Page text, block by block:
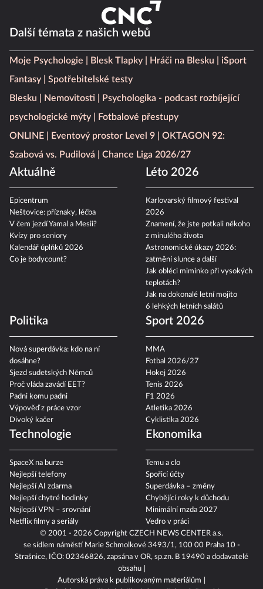
© 2001 - 2026 Copyright CZECH NEWS CENTER a.s.
se sídlem náměstí Marie Schmolkové 3493/1, 100 00 Praha 10 -
Strašnice, IČO: 02346826, zapsána v OR, sp.zn. B 19490 a dodavatelé
obsahu
Autorská práva k publikovaným materiálům
Další témata z našich webů
Moje Psychologie Blesk Tlapky Hráči na Blesku
iSport
Fantasy
Spotřebitelské testy
Blesku
Nemovitosti
Psychologika - podcast rozbíjející
psychologické mýty
Fotbalové přestupy
ONLINE
Eventový prostor Level 9
OKTAGON 92:
Szabová vs. Pudilová
Chance Liga 2026/27
Aktuálně
Epicentrum
Neštovice: příznaky, léčba
V čem jezdí Yamal a Mesii?
Kvízy pro seniory
Kalendář úplňků 2026
Co je bodycount?
Léto 2026
Karlovarský filmový festival
2026
Znamení, že jste potkali někoho
z minulého života
Astronomické úkazy 2026:
zatmění slunce a další
Jak obléci miminko při vysokých
teplotách?
Jak na dokonalé letní mojito
6 lehkých letních salátů
Politika
Nová superdávka: kdo na ní
dosáhne?
Sjezd sudetských Němců
Proč vláda zavádí EET?
Padni komu padni
Výpověď z práce vzor
Divoký kačer
Sport 2026
MMA
Fotbal 2026/27
Hokej 2026
Tenis 2026
F1 2026
Atletika 2026
Cyklistika 2026
Technologie
SpaceX na burze
Nejlepší telefony
Nejlepší AI zdarma
Nejlepší chytré hodinky
Nejlepší VPN – srovnání
Netflix filmy a seriály
Ekonomika
Temu a clo
Spořicí účty
Superdávka – změny
Chybějící roky k důchodu
Minimální mzda 2027
Vedro v práci